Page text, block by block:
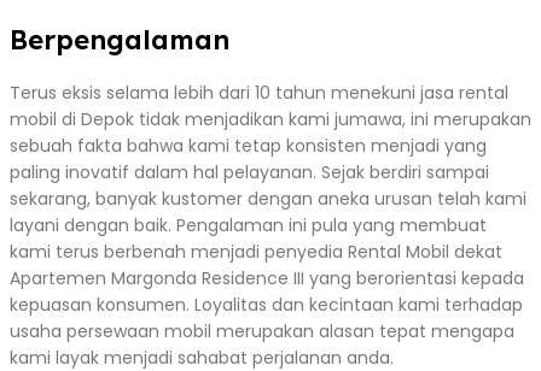
Berpengalaman
Terus eksis selama lebih dari 10 tahun menekuni jasa rental
mobil di Depok tidak menjadikan kami jumawa, ini merupakan
sebuah fakta bahwa kami tetap konsisten menjadi yang
paling inovatif dalam hal pelayanan. Sejak berdiri sampai
sekarang, banyak kustomer dengan aneka urusan telah kami
layani dengan baik. Pengalaman ini pula yang membuat
kami terus berbenah menjadi penyedia Rental Mobil dekat
Apartemen Margonda Residence III yang berorientasi kepada
kepuasan konsumen. Loyalitas dan kecintaan kami terhadap
usaha persewaan mobil merupakan alasan tepat mengapa
kami layak menjadi sahabat perjalanan anda.